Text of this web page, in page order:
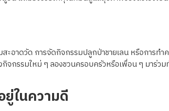
ะอาดวัด การจัดกิจกรรมปลูกป่าชายเลน หรือการ
จกรรมใหม่ ๆ ลองชวนครอบครัวหรือเพื่อน ๆ มาร่ว
ในความดี